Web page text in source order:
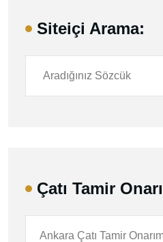
Siteiçi Arama:
Çatı Tamir
Ankara Çatı Tamir